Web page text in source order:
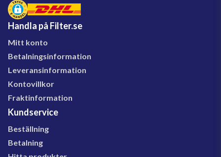
Handla på Filter.se
Mitt konto
Betalningsinformation
Leveransinformation
Kontovillkor
Fraktinformation
Kundservice
Beställning
Betalning